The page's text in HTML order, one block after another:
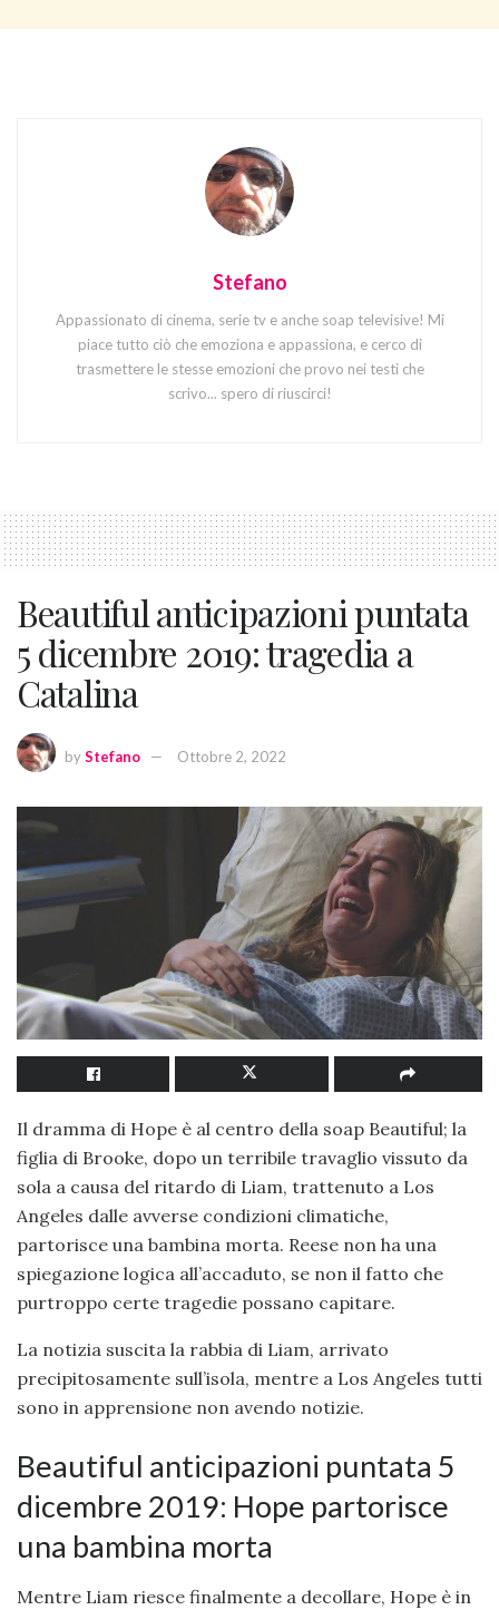
Stefano
Appassionato di cinema, serie tv e anche soap televisive! Mi
piace tutto ciò che emoziona e appassiona, e cerco di
trasmettere le stesse emozioni che provo nei testi che
scrivo... spero di riuscirci!
Beautiful anticipazioni puntata
5 dicembre 2019: tragedia a
Catalina
byStefano Ottobre 2, 2022
Il dramma di Hope è al centro della soap Beautiful; la
figlia di Brooke, dopo un terribile travaglio vissuto da
sola a causa del ritardo di Liam, trattenuto a Los
Angeles dalle avverse condizioni climatiche,
partorisce una bambina morta. Reese non ha una
spiegazione logica all’accaduto, se non il fatto che
purtroppo certe tragedie possano capitare.
La notizia suscita la rabbia di Liam, arrivato
precipitosamente sull’isola, mentre a Los Angeles tutti
sono in apprensione non avendo notizie.
Beautiful anticipazioni puntata 5
dicembre 2019: Hope partorisce
una bambina morta
Mentre Liam riesce finalmente a decollare, Hope è in